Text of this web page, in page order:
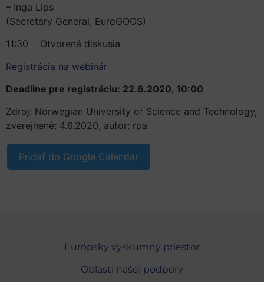
– Inga Lips
(Secretary General, EuroGOOS)
11:30 Otvorená diskusia
Registrácia na webinár
Deadline pre registráciu: 22.6.2020, 10:00
Zdroj: Norwegian University of Science and Technology,
zverejnené: 4.6.2020, autor: rpa
Pridať do Google Calendar
Európsky výskumný priestor
Oblasti našej podpory